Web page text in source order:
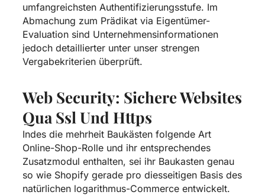
umfangreichsten Authentifizierungsstufe. Im
Abmachung zum Prädikat via Eigentümer-
Evaluation sind Unternehmensinformationen
jedoch detaillierter unter unser strengen
Vergabekriterien überprüft.
Web Security: Sichere Websites
Qua Ssl Und Https
Indes die mehrheit Baukästen folgende Art
Online-Shop-Rolle und ihr entsprechendes
Zusatzmodul enthalten, sei ihr Baukasten genau
so wie Shopify gerade pro diesseitigen Basis des
natürlichen logarithmus-Commerce entwickelt.